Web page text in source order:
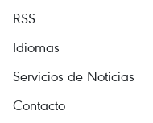
RSS
Idiomas
Servicios de Noticias
Contacto